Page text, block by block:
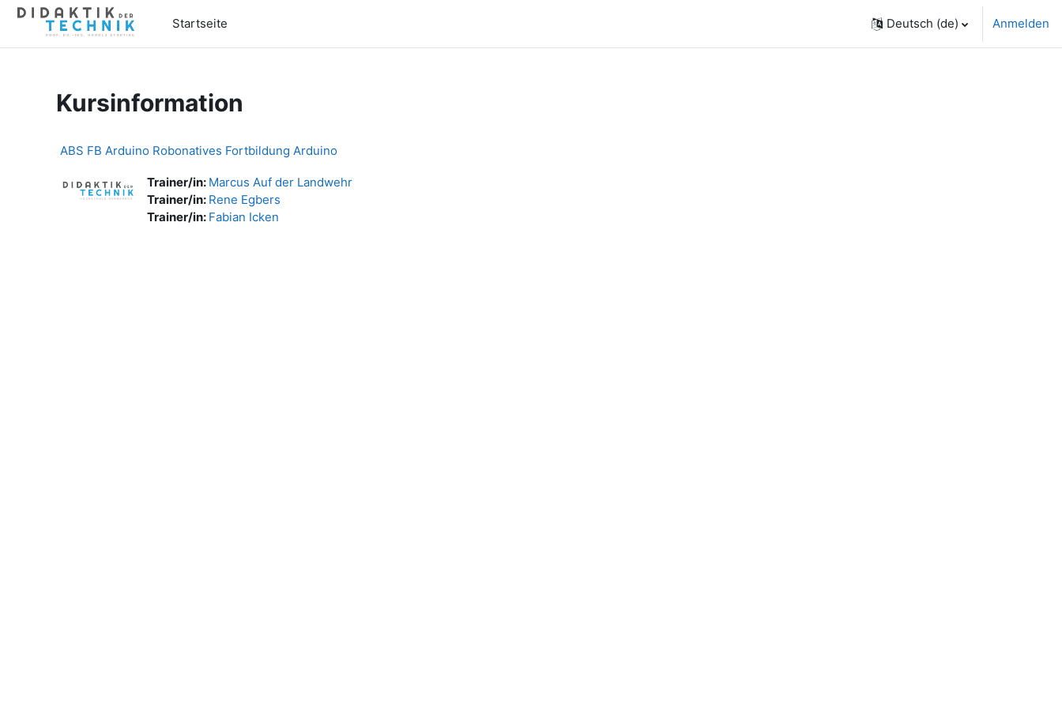
Zum Hauptinhalt
Startseite
Deutsch ‎(de)‎ Anmelden
Kursinformation
ABS FB Arduino Robonatives Fortbildung Arduino
Trainer/in: Marcus Auf der Landwehr
Trainer/in: Rene Egbers
Trainer/in: Fabian Icken